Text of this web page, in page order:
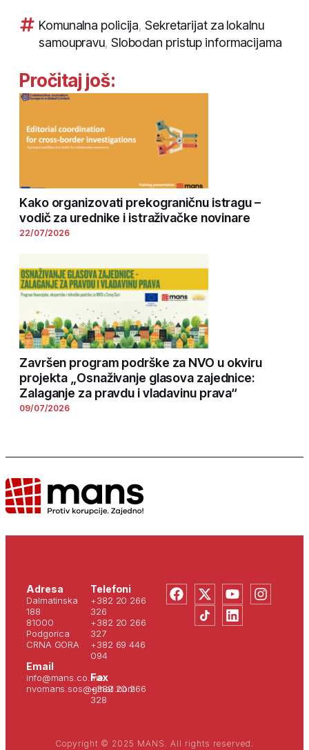
Komunalna policija,Sekretarijat za lokalnu
samoupravu, Slobodan pristup informacijama
Pročitaj još:
Kako organizovati prekograničnu istragu –
vodič za urednike i istraživačke novinare
22/07/2026
Završen program podrške za NVO u okviru
projekta „Osnaživanje glasova zajednice:
Zalaganje za pravdu i vladavinu prava“
09/07/2026
Adresa
Dalmatinska
188
81000
Podgorica
CRNA GORA
Email
info@mans.co.me
nvomans.sos@gmail.com
Telefoni
+382 20 266
326
+382 20 266
327
+382 69 446
094
Fax
+382 20 266
328
Copyright © 2025 MANS. All rights reserved.